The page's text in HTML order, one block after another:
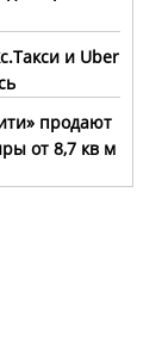
и Uber
продают
от 8,7 кв м